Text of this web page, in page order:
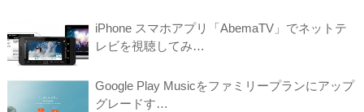
iPhone スマホアプリ「AbemaTV」でネットテ
レビを視聴してみ…
Google Play Musicをファミリープランにアップ
グレードす…